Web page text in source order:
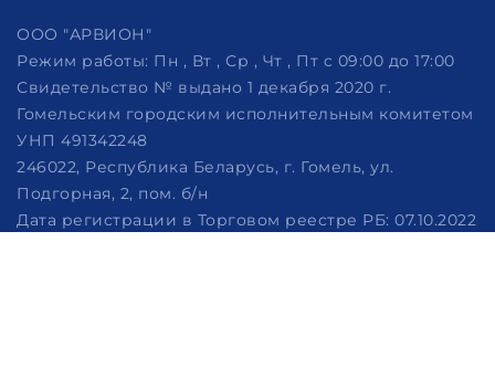
ООО "АРВИОН"
Режим работы: Пн , Вт , Ср , Чт , Пт c 09:00 до 17:00
Свидетельство № выдано 1 декабря 2020 г.
Гомельским городским исполнительным комитетом
УНП 491342248
246022, Республика Беларусь, г. Гомель, ул.
Подгорная, 2, пом. б/н
Дата регистрации в Торговом реестре РБ: 07.10.2022